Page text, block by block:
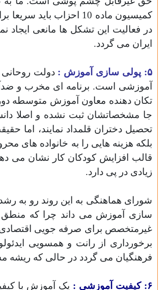
کمیسیون ماده 10
در فعالیت این تشکل ها مانعی
ایران می گردد.
۵: پولی سازی آموزش : دولت روحانی
آموزشی است. برنامه ای مخرب و
تکان دهنده معاون آموزش متوسطه دوره
تحصیل دختران قلمداد نمایند، اما
بلکه هزینه هایی را به خانواده
قالب افزایش کودکان کار نشان می
زیادی در پی دارد.
شورای هماهنگی به این روند رو به
سازی آموزش می داند چرا که منطق
غیرمتخصص برای صرفه جویی اقتصادی
برخورداری از رانت و همسویی
فرهنگیان می گردد در حالی که
۶: کیفیت آموزشی : یک آموزش با